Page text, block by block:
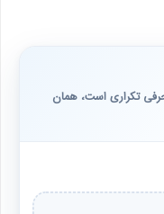
تکراری است، همان